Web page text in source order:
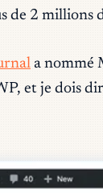
de 2 millions
a nommé
et je dois